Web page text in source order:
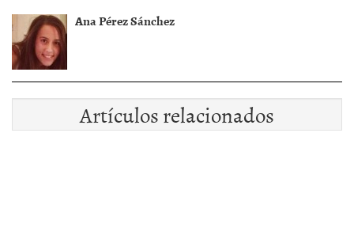
Ana Pérez Sánchez
Artículos relacionados